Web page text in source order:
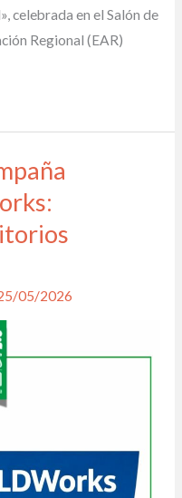
celebrada en el Salón de
Regional (EAR)
05/2026